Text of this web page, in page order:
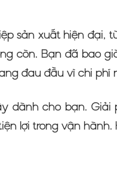
sản xuất hiện
còn. Bạn đã bao
đau đầu vì chi
dành cho bạn.
lợi trong vận